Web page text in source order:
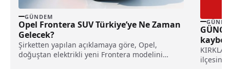
GÜNDEM
Opel Frontera SUV Türkiye’ye Ne Zaman
Gelecek?
Şirketten yapılan açıklamaya göre, Opel,
doğuştan elektrikli yeni Frontera modelini
ilçesine